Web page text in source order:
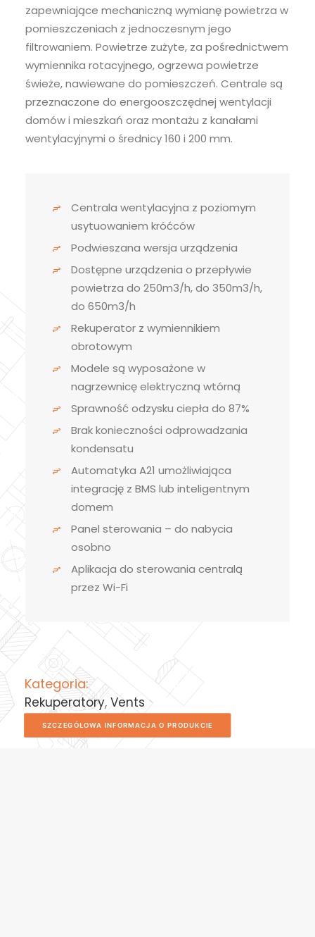
zapewniające mechaniczną wymianę powietrza w
pomieszczeniach z jednoczesnym jego
filtrowaniem. Powietrze zużyte, za pośrednictwem
wymiennika rotacyjnego, ogrzewa powietrze
świeże, nawiewane do pomieszczeń. Centrale są
przeznaczone do energooszczędnej wentylacji
domów i mieszkań oraz montażu z kanałami
wentylacyjnymi o średnicy 160 i 200 mm.
Centrala wentylacyjna z poziomym
usytuowaniem króćców
Podwieszana wersja urządzenia
Dostępne urządzenia o przepływie
powietrza do 250m3/h, do 350m3/h,
do 650m3/h
Rekuperator z wymiennikiem
obrotowym
Modele są wyposażone w
nagrzewnicę elektryczną wtórną
Sprawność odzysku ciepła do 87%
Brak konieczności odprowadzania
kondensatu
Automatyka A21 umożliwiająca
integrację z BMS lub inteligentnym
domem
Panel sterowania – do nabycia
osobno
Aplikacja do sterowania centralą
przez Wi-Fi
Kategoria:
Rekuperatory, Vents
SZCZEGÓŁOWA INFORMACJA O PRODUKCIE